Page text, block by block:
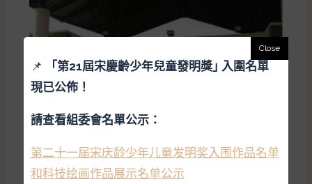
📌 「 第21屆宋慶齡少年兒童發明獎｣ 入圍名單
現已公佈！
請查看組委會名單公示：
第二十一届宋庆龄少年儿童发明奖入围作品名单
和科技绘画作品展示名单公示